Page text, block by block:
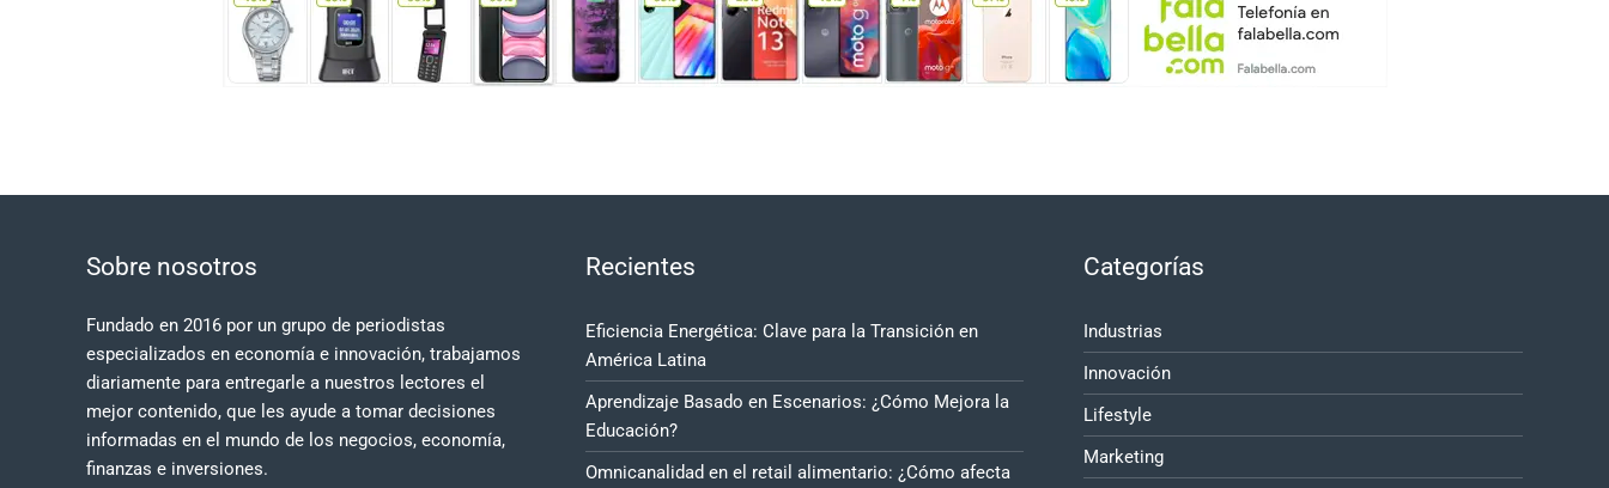
Sobre nosotros
Fundado en 2016 por un grupo de periodistas
especializados en economía e innovación, trabajamos
diariamente para entregarle a nuestros lectores el
mejor contenido, que les ayude a tomar decisiones
informadas en el mundo de los negocios, economía,
finanzas e inversiones.
Recientes
Eficiencia Energética: Clave para la Transición en
América Latina
Aprendizaje Basado en Escenarios: ¿Cómo Mejora la
Educación?
Omnicanalidad en el retail alimentario: ¿Cómo afecta
Categorías
Industrias
Innovación
Lifestyle
Marketing